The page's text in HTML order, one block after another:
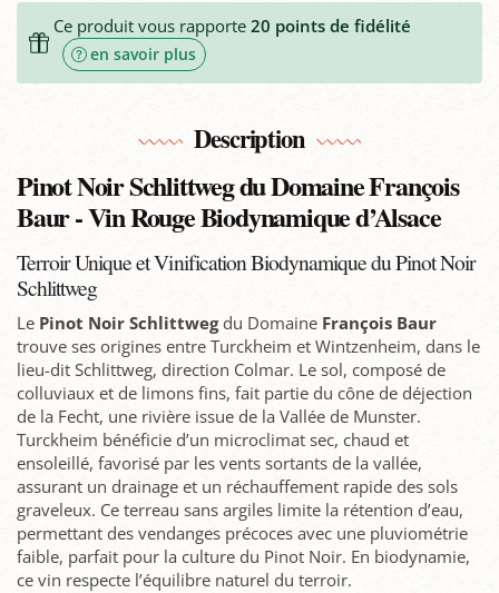
Ce produit vous rapporte20 points de fidélité
en savoir plus
Description
Pinot Noir Schlittweg du Domaine François
Baur - Vin Rouge Biodynamique d’Alsace
Terroir Unique et Vinification Biodynamique du Pinot Noir
Schlittweg
Le Pinot Noir Schlittwegdu Domaine François Baur
trouve ses origines entre Turckheim et Wintzenheim, dans le
lieu-dit Schlittweg, direction Colmar. Le sol, composé de
colluviaux et de limons fins, fait partie du cône de déjection
de la Fecht, une rivière issue de la Vallée de Munster.
Turckheim bénéficie d’un microclimat sec, chaud et
ensoleillé, favorisé par les vents sortants de la vallée,
assurant un drainage et un réchauffement rapide des sols
graveleux. Ce terreau sans argiles limite la rétention d’eau,
permettant des vendanges précoces avec une pluviométrie
faible, parfait pour la culture du Pinot Noir. En biodynamie,
ce vin respecte l’équilibre naturel du terroir.